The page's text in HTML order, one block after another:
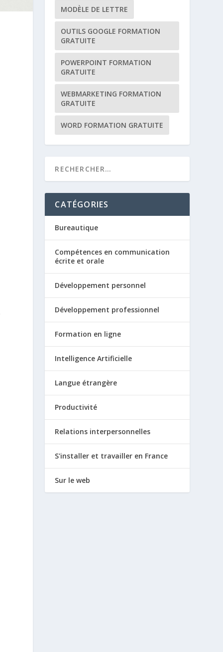
MODÈLE DE LETTRE
OUTILS GOOGLE FORMATION
GRATUITE
POWERPOINT FORMATION
GRATUITE
WEBMARKETING FORMATION
GRATUITE
WORD FORMATION GRATUITE
CATÉGORIES
Bureautique
Compétences en communication
écrite et orale
Développement personnel
Développement professionnel
Formation en ligne
Intelligence Artificielle
Langue étrangère
Productivité
Relations interpersonnelles
S'installer et travailler en France
Sur le web